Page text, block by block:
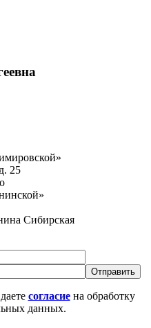
25
Сибирская
согласиена обработку
данных.